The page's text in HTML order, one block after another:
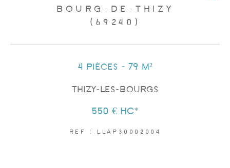
BOURG-DE-THIZY
(69240)
4 pièces - 79 m²
THIZY-LES-BOURGS
550 € HC*
REF : LLAP30002004